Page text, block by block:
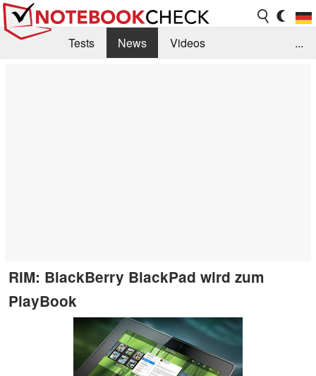
Tests News
Videos
...
RIM: BlackBerry BlackPad wird zum
PlayBook